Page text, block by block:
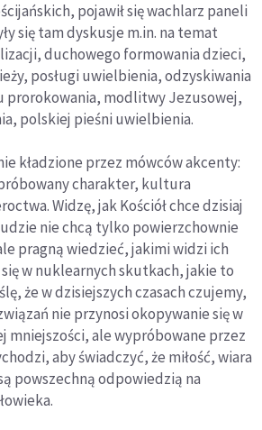
pojawił się wachlarz paneli
się tam dyskusje m.in. na temat
duchowego formowania dzieci,
posługi uwielbienia, odzyskiwania
prorokowania, modlitwy Jezusowej,
polskiej pieśni uwielbienia.
kładzione przez mówców akcenty:
charakter, kultura
Widzę, jak Kościół chce dzisiaj
nie chcą tylko powierzchownie
pragną wiedzieć, jakimi widzi ich
w nuklearnych skutkach, jakie to
że w dzisiejszych czasach czujemy,
nie przynosi okopywanie się w
mniejszości, ale wypróbowane przez
aby świadczyć, że miłość, wiara
powszechną odpowiedzią na